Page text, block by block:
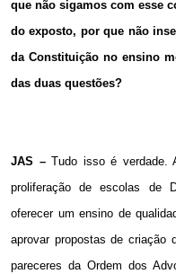
que não sigamos com esse
do exposto, por que não
da Constituição no ensino
das duas questões?
JAS –Tudo isso é verdade.
proliferação de escolas de
oferecer um ensino de
aprovar propostas de
pareceres da Ordem dos